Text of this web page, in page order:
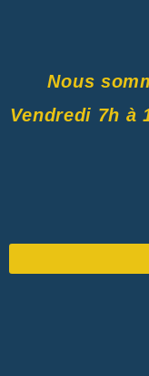
Nous
Vendredi 7h à